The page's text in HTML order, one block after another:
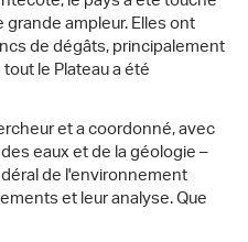
ampleur. Elles ont
de dégâts, principalement
le Plateau a été
et a coordonné, avec
eaux et de la géologie –
de l'environnement
et leur analyse. Que